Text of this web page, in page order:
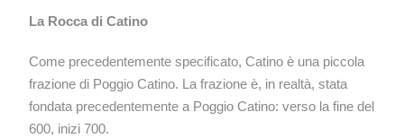
La Rocca di Catino
Come precedentemente specificato, Catino è una piccola
frazione di Poggio Catino. La frazione è, in realtà, stata
fondata precedentemente a Poggio Catino: verso la fine del
600, inizi 700.